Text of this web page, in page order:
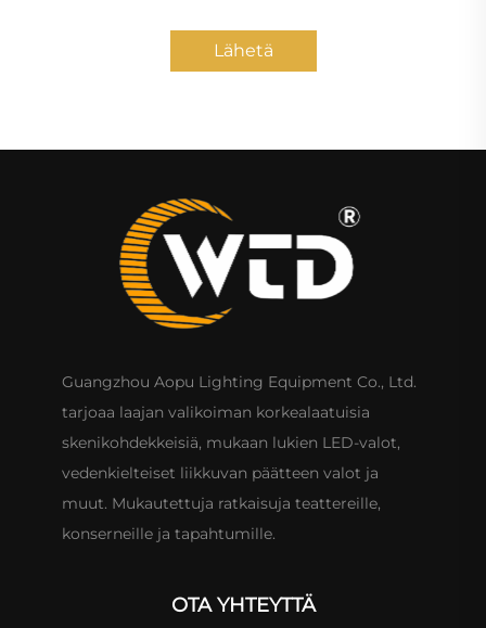
Lähetä
Guangzhou Aopu Lighting Equipment Co., Ltd.
tarjoaa laajan valikoiman korkealaatuisia
skenikohdekkeisiä, mukaan lukien LED-valot,
vedenkielteiset liikkuvan päätteen valot ja
muut. Mukautettuja ratkaisuja teattereille,
konserneille ja tapahtumille.
OTA YHTEYTTÄ